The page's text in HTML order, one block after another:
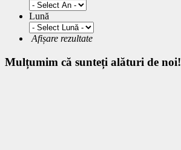
Lună
Afișare rezultate
Mulțumim că sunteți alături de noi!